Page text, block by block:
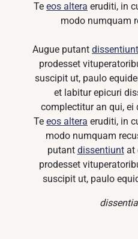
Te eos altera eruditi, in
modo numquam
Augue putant dissentiunt
prodesset
suscipit ut, paulo
et labitur epicuri
complectitur an qui,
Te eos altera eruditi, in
modo numquam
putant dissentiuntat
prodesset
suscipit ut, paulo